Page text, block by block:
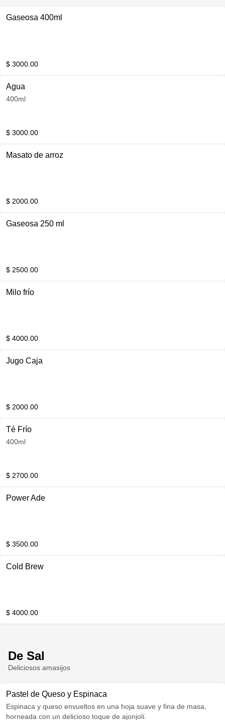
Gaseosa 400ml
$ 3000.00
Agua
400ml
$ 3000.00
Masato de arroz
$ 2000.00
Gaseosa 250 ml
$ 2500.00
Milo frío
$ 4000.00
Jugo Caja
$ 2000.00
Té Frío
400ml
$ 2700.00
Power Ade
$ 3500.00
Cold Brew
$ 4000.00
De Sal
Deliciosos amasijos
Pastel de Queso y Espinaca
Espinaca y queso envueltos en una hoja suave y fina de masa,
horneada con un delicioso toque de ajonjolí.